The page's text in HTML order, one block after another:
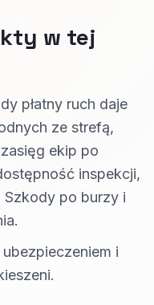
w tej
płatny ruch daje
ze strefą,
ekip po
inspekcji,
Szkody po burzy i
i